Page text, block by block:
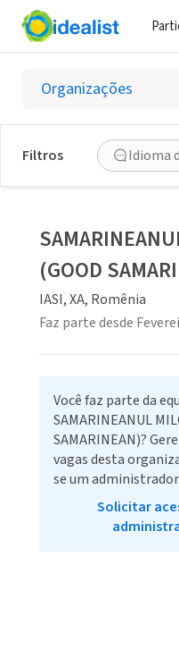
Filtros Idioma
(GOOD
IASI, XA, Romênia
Faz parte desde
Você faz parte da
SAMARINEANUL
SAMARINEAN)?
vagas desta
se um administrador.
Solicitar